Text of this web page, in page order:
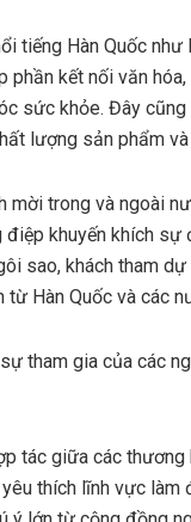
tiếng Hàn Quốc
kết nối văn
sức khỏe. Đây
lượng sản phẩm
mời trong và ngoài
khuyến khích
sao, khách tham
Hàn Quốc và các
tham gia của các
tác giữa các
thích lĩnh vực làm